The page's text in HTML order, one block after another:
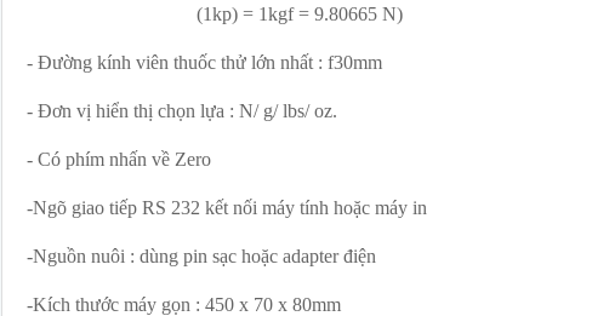
(1kp) = 1kgf = 9.80665 N)
- Đường kính viên thuốc thử lớn nhất : f30mm
- Đơn vị hiển thị chọn lựa : N/ g/ lbs/ oz.
- Có phím nhấn về Zero
-Ngõ giao tiếp RS 232 kết nối máy tính hoặc máy in
-Nguồn nuôi : dùng pin sạc hoặc adapter điện
-Kích thước máy gọn : 450 x 70 x 80mm